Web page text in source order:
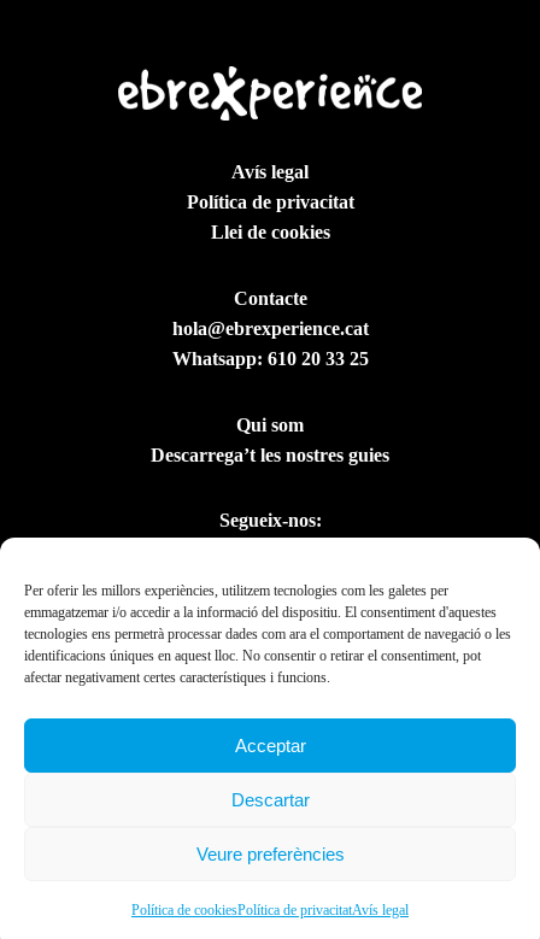
Per oferir les millors experiències, utilitzem tecnologies com les galetes per
emmagatzemar i/o accedir a la informació del dispositiu. El consentiment d'aquestes
tecnologies ens permetrà processar dades com ara el comportament de navegació o les
identificacions úniques en aquest lloc. No consentir o retirar el consentiment, pot
afectar negativament certes característiques i funcions.
Acceptar
Descartar
Veure preferències
Política de cookiesPolítica de privacitatAvís legal
Avís legal
Política de privacitat
Llei de cookies
Contacte
hola@ebrexperience.cat
Whatsapp: 610 20 33 25
Qui som
Descarrega’t les nostres guies
Segueix-nos:
Ebrexperience © 2019. All rights reserved 2023.
Presidència